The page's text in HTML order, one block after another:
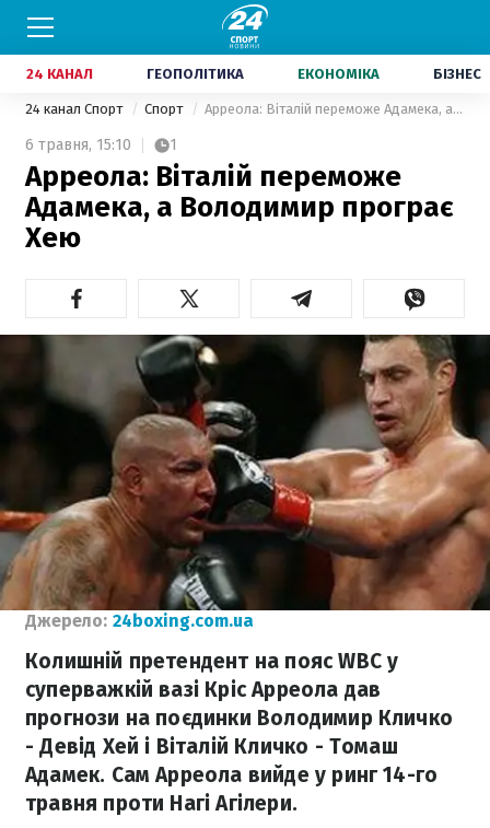
24 КАНАЛ ГЕОПОЛІТИКА ЕКОНОМІКА БІЗНЕС
24 канал Спорт Спорт Арреола: Віталій переможе Адамека, а Володимир програє Хею
6 травня, 15:10 1
Арреола: Віталій переможе
Адамека, а Володимир програє
Хею
Джерело: 24boxing.com.ua
Колишній претендент на пояс WBC у
суперважкій вазі Кріс Арреола дав
прогнози на поєдинки Володимир Кличко
- Девід Хей і Віталій Кличко - Томаш
Адамек. Сам Арреола вийде у ринг 14-го
травня проти Нагі Агілери.